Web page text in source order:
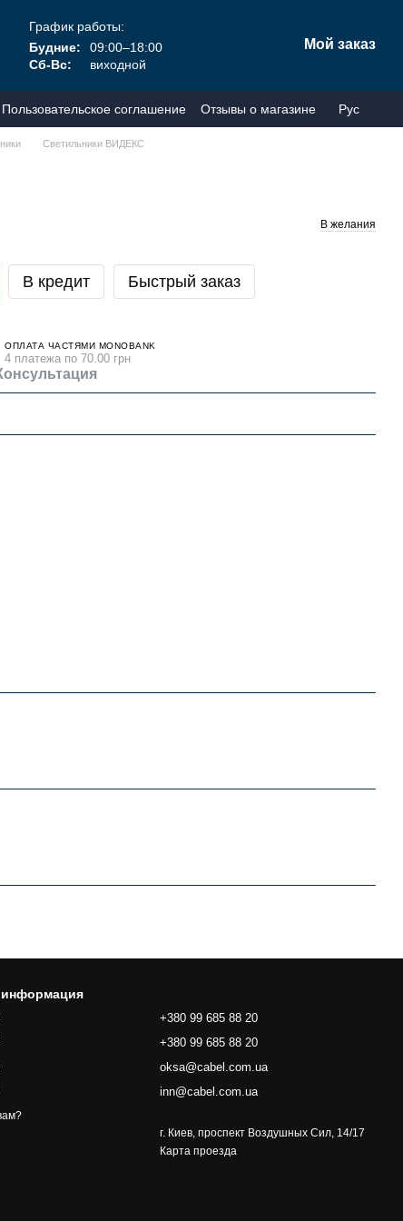
График работы:
Будние:
09:00–18:00
Сб-Вс:
виходной
Мой заказ
Пользовательское соглашение Отзывы о магазине Рус
Светильники ВИДЕКС
В желания
В кредит Быстрый заказ
ОПЛАТА ЧАСТЯМИ MONOBANK
4 платежа по 70.00 грн
информация
+380 99 685 88 20
+380 99 685 88 20
oksa@cabel.com.ua
inn@cabel.com.ua
г. Киев, проспект Воздушных Сил, 14/17
Карта проезда